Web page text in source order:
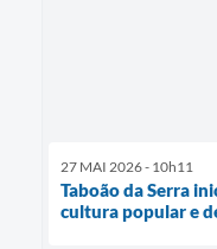
27 MAI 2026 - 10h11
Taboão da Serra
cultura popular e